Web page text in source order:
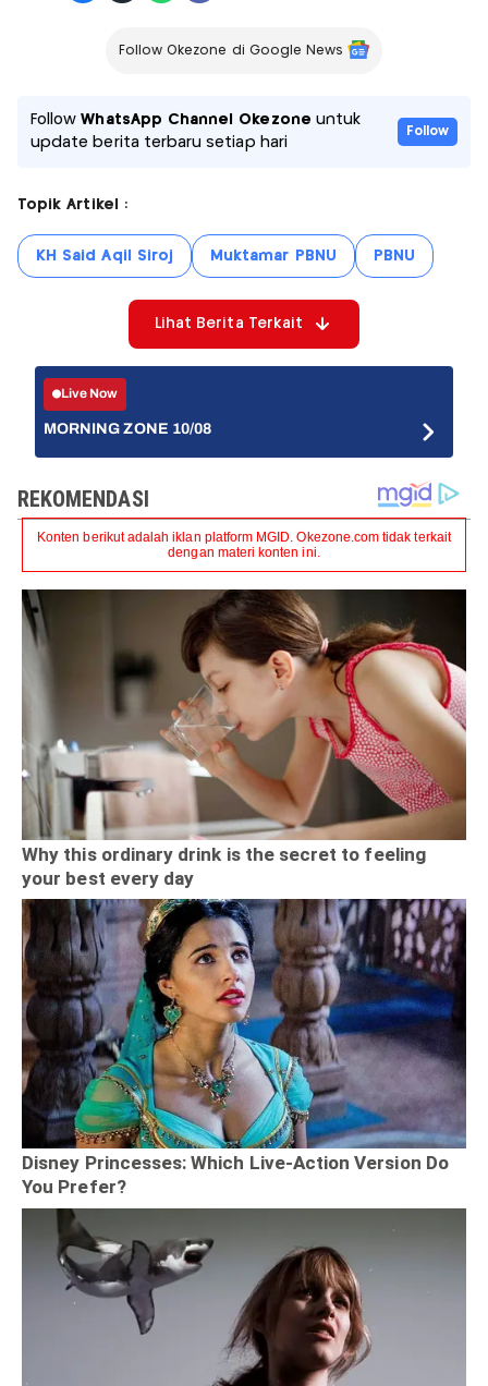
Follow Okezone di Google News
FollowWhatsApp Channel Okezone untuk
update berita terbaru setiap hari
Follow
Topik Artikel :
KH Said Aqil Siroj Muktamar PBNU PBNU
Lihat Berita Terkait
Live Now
MORNING ZONE 10/08